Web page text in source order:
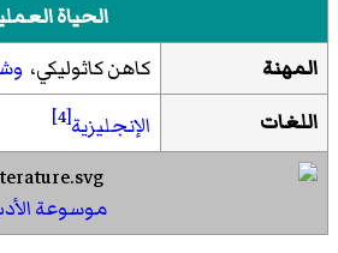
الحياة
المهنة
كاهن كاثوليكي،
اللغات
الإنجليزية[4]
موسوعة